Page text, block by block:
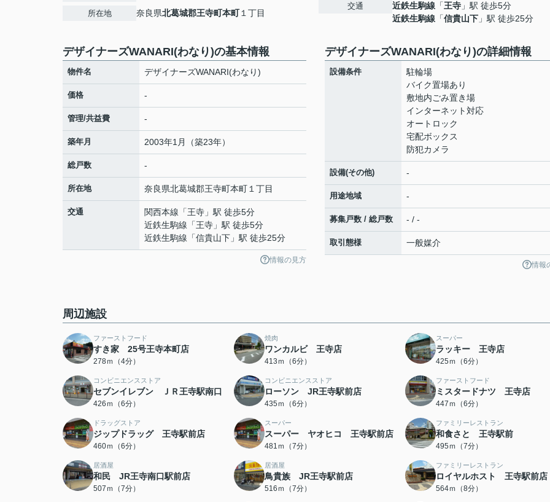
所在地 奈良県北葛城郡王寺町本町１丁目
交通
近鉄生駒線 「王寺 」駅 徒歩5分
近鉄生駒線 「信貴山下 」駅 徒歩25分
デザイナーズWANARI(わなり)の基本情報
物件名 デザイナーズWANARI(わなり)
価格 -
管理/共益費 -
築年月 2003年1月（築23年）
総戸数 -
所在地 奈良県北葛城郡王寺町本町 １丁目
交通 関西本線 「王寺 」駅 徒歩5分
近鉄生駒線 「王寺 」駅 徒歩5分
近鉄生駒線 「信貴山下 」駅 徒歩25分
情報の見方
デザイナーズWANARI(わなり)の詳細情報
設備条件
駐輪場
バイク置場あり
敷地内ごみ置き場
インターネット対応
オートロック
宅配ボックス
防犯カメラ
設備(その他) -
用途地域 -
募集戸数 / 総戸数 - / -
取引態様 一般媒介
情報
周辺施設
ファーストフード
すき家 25号王寺本町店
278ｍ（4分）
焼肉
ワンカルビ 王寺店
413ｍ（6分）
スーパー
ラッキー 王寺店
425ｍ（6分）
コンビニエンスストア
セブンイレブン ＪＲ王寺駅南口
426ｍ（6分）
コンビニエンスストア
ローソン JR王寺駅前店
435ｍ（6分）
ファーストフード
ミスタードナツ 王寺店
447ｍ（6分）
ドラッグストア
ジップドラッグ 王寺駅前店
460ｍ（6分）
スーパー
スーパー ヤオヒコ 王寺駅前店
481ｍ（7分）
ファミリーレストラン
和食さと 王寺駅前
495ｍ（7分）
居酒屋
和民 JR王寺南口駅前店
507ｍ（7分）
居酒屋
鳥貴族 JR王寺駅前店
516ｍ（7分）
ファミリーレストラン
ロイヤルホスト 王寺駅前店
564ｍ（8分）